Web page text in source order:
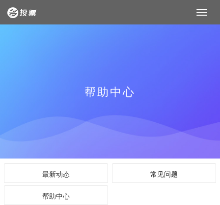
帮助中心
最新动态 常见问题
帮助中心